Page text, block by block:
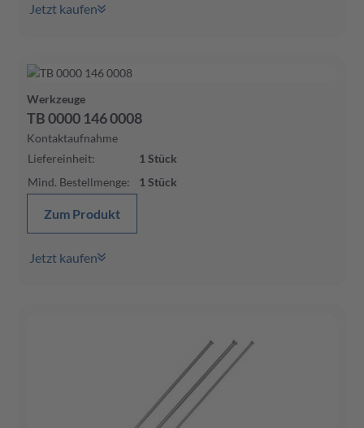
Jetzt kaufen
Werkzeuge
TB 0000 146 0008
Kontaktaufnahme
Liefereinheit: 1Stück
Mind. Bestellmenge: 1Stück
Zum Produkt
Jetzt kaufen